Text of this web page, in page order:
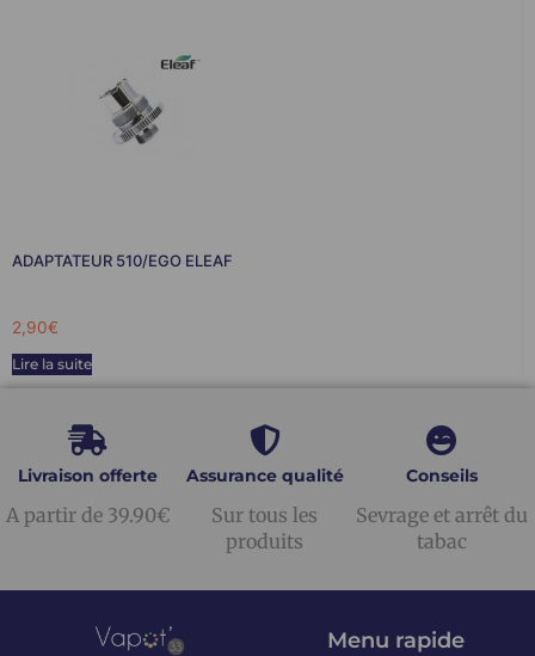
ADAPTATEUR 510/EGO ELEAF
2,90€
Lire la suite
Livraison offerte
A partir de 39.90€
Assurance qualité
Sur tous les
produits
Conseils
Sevrage et arrêt du
tabac
Menu rapide